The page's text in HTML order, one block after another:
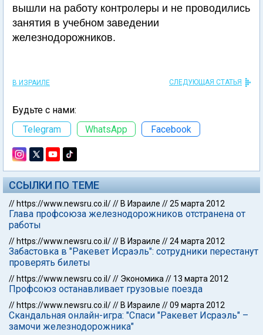
вышли на работу контролеры и не проводились
занятия в учебном заведении
железнодорожников.
В ИЗРАИЛЕ СЛЕДУЮЩАЯ СТАТЬЯ
Будьте с нами:
Telegram
WhatsApp Facebook
ССЫЛКИ ПО ТЕМЕ
// https://www.newsru.co.il/// В Израиле //25 марта 2012
Глава профсоюза железнодорожников отстранена от
работы
// https://www.newsru.co.il/// В Израиле //24 марта 2012
Забастовка в "Ракевет Исраэль": сотрудники перестанут
проверять билеты
// https://www.newsru.co.il/// Экономика // 13 марта 2012
Профсоюз останавливает грузовые поезда
// https://www.newsru.co.il/// В Израиле //09 марта 2012
Скандальная онлайн-игра: "Спаси "Ракевет Исраэль" –
замочи железнодорожника"